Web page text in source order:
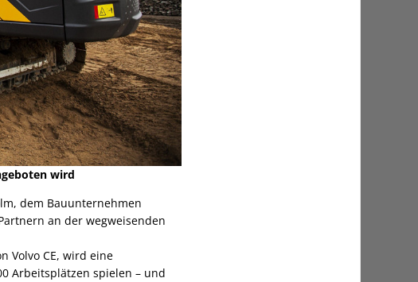
wird
dem Bauunternehmen
an der wegweisenden
Volvo CE, wird eine
Arbeitsplätzen spielen – und